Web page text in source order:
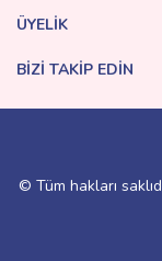
ÜYELİK
BİZİ TAKİP EDİN
© Tüm hakları